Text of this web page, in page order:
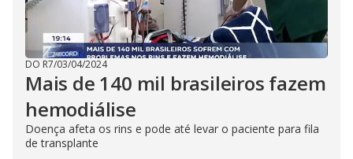
DO R7/03/04/2024
Mais de 140 mil brasileiros fazem
hemodiálise
Doença afeta os rins e pode até levar o paciente para fila
de transplante